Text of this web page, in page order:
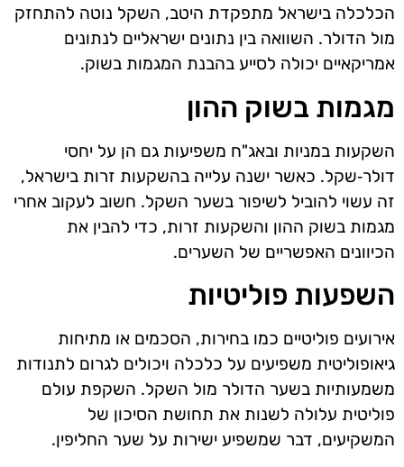
הכלכלה בישראל מתפקדת היטב, השקל נוטה להתחזק
מול הדולר. השוואה בין נתונים ישראליים לנתונים
אמריקאיים יכולה לסייע בהבנת המגמות בשוק.
מגמות בשוק ההון
השקעות במניות ובאג"ח משפיעות גם הן על יחסי
דולר‑שקל. כאשר ישנה עלייה בהשקעות זרות בישראל,
זה עשוי להוביל לשיפור בשער השקל. חשוב לעקוב אחרי
מגמות בשוק ההון והשקעות זרות, כדי להבין את
הכיוונים האפשריים של השערים.
השפעות פוליטיות
אירועים פוליטיים כמו בחירות, הסכמים או מתיחות
גיאופוליטית משפיעים על כלכלה ויכולים לגרום לתנודות
משמעותיות בשער הדולר מול השקל. השקפת עולם
פוליטית עלולה לשנות את תחושת הסיכון של
המשקיעים, דבר שמשפיע ישירות על שער החליפין.